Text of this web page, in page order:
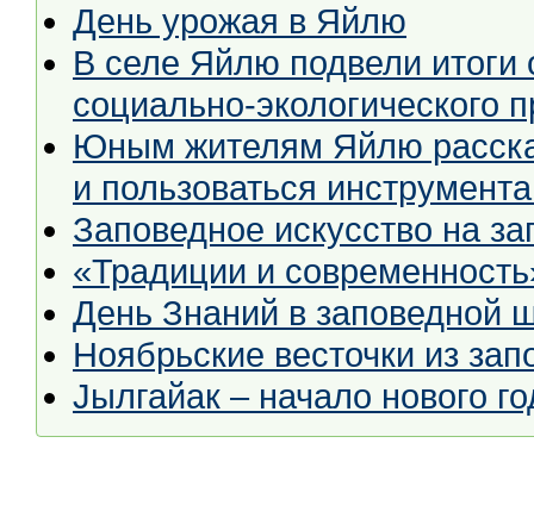
День урожая в Яйлю
В селе Яйлю подвели итоги
социально-экологического
Юным жителям Яйлю
и пользоваться
Заповедное искусство на
«Традиции и
День Знаний в заповедной
Ноябрьские весточки из
Jылгайак – начало нового